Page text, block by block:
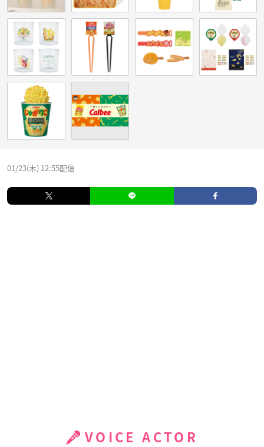
01/23(木) 12:55配信
VOICE ACTOR